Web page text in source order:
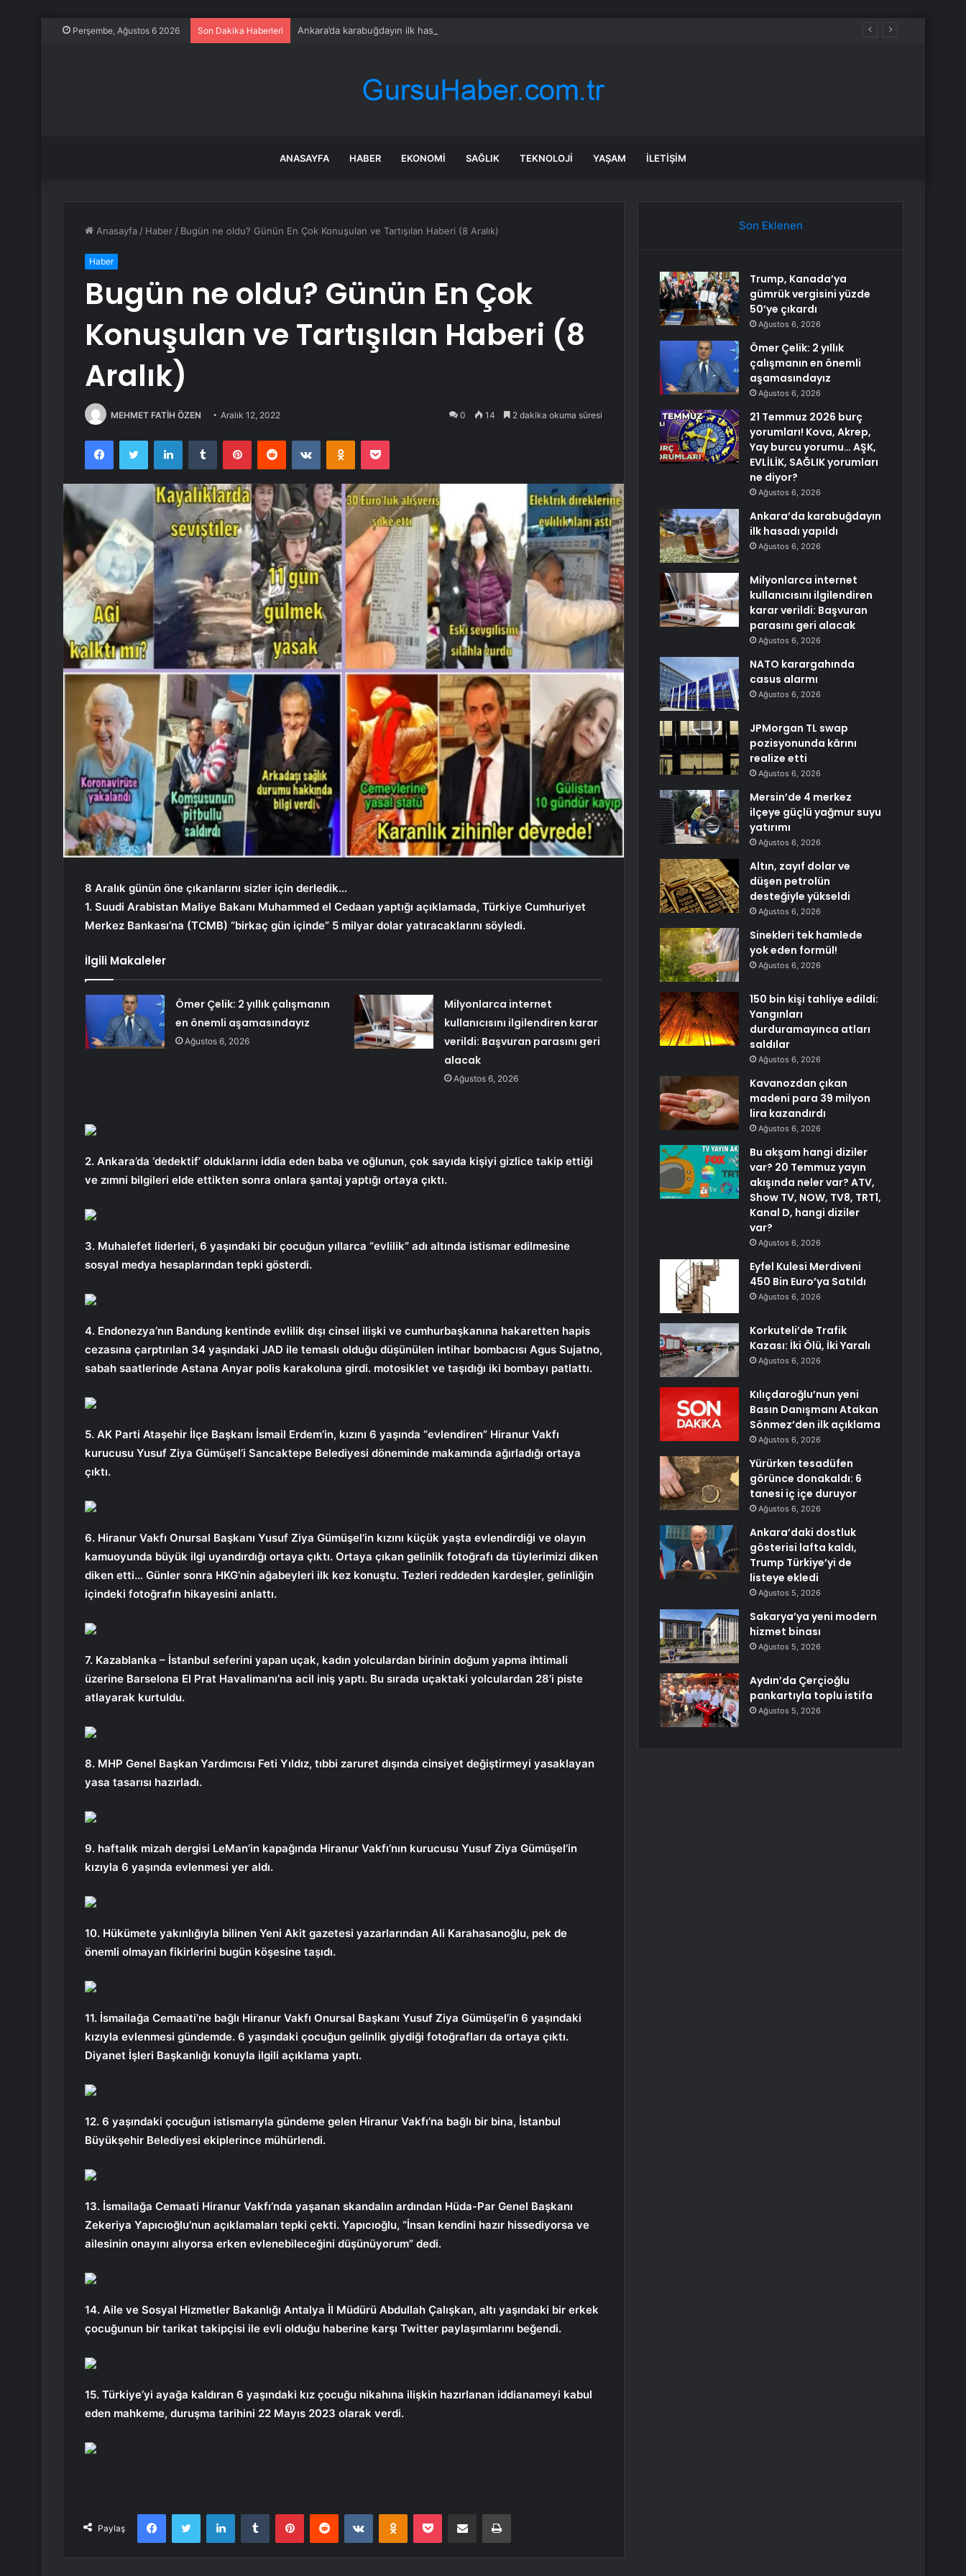
Perşembe, Ağustos 6 2026 Son Dakika Haberleri Ankara’da karabuğdayın ilk hasadı yapıldı
ANASAYFA HABER EKONOMI SAĞLIK TEKNOLOJI YAŞAM İLETIŞIM
Anasayfa / Haber / Bugün ne oldu? Günün En Çok Konuşulan ve Tartışılan Haberi (8 Aralık)
Haber
Bugün ne oldu? Günün En Çok
Konuşulan ve Tartışılan Haberi (8
Aralık)
MEHMET FATİH ÖZEN Aralık 12, 2022 0 14 2 dakika okuma süresi
FacebookTwitter LinkedInTumblr PinterestReddit VKontakteOdnoklassniki
Pocket
8 Aralık günün öne çıkanlarını sizler için derledik…
1. Suudi Arabistan Maliye Bakanı Muhammed el Cedaan yaptığı açıklamada, Türkiye Cumhuriyet
Merkez Bankası’na (TCMB) “birkaç gün içinde” 5 milyar dolar yatıracaklarını söyledi.
İlgili Makaleler
Ömer Çelik: 2 yıllık çalışmanın
en önemli aşamasındayız
Ağustos 6, 2026
Milyonlarca internet
kullanıcısını ilgilendiren karar
verildi: Başvuran parasını geri
alacak
Ağustos 6, 2026
2. Ankara’da ‘dedektif’ olduklarını iddia eden baba ve oğlunun, çok sayıda kişiyi gizlice takip ettiği
ve zımni bilgileri elde ettikten sonra onlara şantaj yaptığı ortaya çıktı.
3. Muhalefet liderleri, 6 yaşındaki bir çocuğun yıllarca “evlilik” adı altında istismar edilmesine
sosyal medya hesaplarından tepki gösterdi.
4. Endonezya’nın Bandung kentinde evlilik dışı cinsel ilişki ve cumhurbaşkanına hakaretten hapis
cezasına çarptırılan 34 yaşındaki JAD ile temaslı olduğu düşünülen intihar bombacısı Agus Sujatno,
sabah saatlerinde Astana Anyar polis karakoluna girdi. motosiklet ve taşıdığı iki bombayı patlattı.
5. AK Parti Ataşehir İlçe Başkanı İsmail Erdem’in, kızını 6 yaşında “evlendiren” Hiranur Vakfı
kurucusu Yusuf Ziya Gümüşel’i Sancaktepe Belediyesi döneminde makamında ağırladığı ortaya
çıktı.
6. Hiranur Vakfı Onursal Başkanı Yusuf Ziya Gümüşel’in kızını küçük yaşta evlendirdiği ve olayın
kamuoyunda büyük ilgi uyandırdığı ortaya çıktı. Ortaya çıkan gelinlik fotoğrafı da tüylerimizi diken
diken etti… Günler sonra HKG’nin ağabeyleri ilk kez konuştu. Tezleri reddeden kardeşler, gelinliğin
içindeki fotoğrafın hikayesini anlattı.
7. Kazablanka – İstanbul seferini yapan uçak, kadın yolculardan birinin doğum yapma ihtimali
üzerine Barselona El Prat Havalimanı’na acil iniş yaptı. Bu sırada uçaktaki yolculardan 28’i piste
atlayarak kurtuldu.
8. MHP Genel Başkan Yardımcısı Feti Yıldız, tıbbi zaruret dışında cinsiyet değiştirmeyi yasaklayan
yasa tasarısı hazırladı.
9. haftalık mizah dergisi LeMan’in kapağında Hiranur Vakfı’nın kurucusu Yusuf Ziya Gümüşel’in
kızıyla 6 yaşında evlenmesi yer aldı.
10. Hükümete yakınlığıyla bilinen Yeni Akit gazetesi yazarlarından Ali Karahasanoğlu, pek de
önemli olmayan fikirlerini bugün köşesine taşıdı.
11. İsmailağa Cemaati’ne bağlı Hiranur Vakfı Onursal Başkanı Yusuf Ziya Gümüşel’in 6 yaşındaki
kızıyla evlenmesi gündemde. 6 yaşındaki çocuğun gelinlik giydiği fotoğrafları da ortaya çıktı.
Diyanet İşleri Başkanlığı konuyla ilgili açıklama yaptı.
12. 6 yaşındaki çocuğun istismarıyla gündeme gelen Hiranur Vakfı’na bağlı bir bina, İstanbul
Büyükşehir Belediyesi ekiplerince mühürlendi.
13. İsmailağa Cemaati Hiranur Vakfı’nda yaşanan skandalın ardından Hüda-Par Genel Başkanı
Zekeriya Yapıcıoğlu’nun açıklamaları tepki çekti. Yapıcıoğlu, “İnsan kendini hazır hissediyorsa ve
ailesinin onayını alıyorsa erken evlenebileceğini düşünüyorum” dedi.
14. Aile ve Sosyal Hizmetler Bakanlığı Antalya İl Müdürü Abdullah Çalışkan, altı yaşındaki bir erkek
çocuğunun bir tarikat takipçisi ile evli olduğu haberine karşı Twitter paylaşımlarını beğendi.
15. Türkiye’yi ayağa kaldıran 6 yaşındaki kız çocuğu nikahına ilişkin hazırlanan iddianameyi kabul
eden mahkeme, duruşma tarihini 22 Mayıs 2023 olarak verdi.
Paylaş
FacebookTwitter LinkedInTumblr PinterestReddit VKontakteOdnoklassniki
Pocket E-Posta ile paylaş Yazdır
Son Eklenen
Trump, Kanada’ya
gümrük vergisini yüzde
50’ye çıkardı
Ağustos 6, 2026
Ömer Çelik: 2 yıllık
çalışmanın en önemli
aşamasındayız
Ağustos 6, 2026
21 Temmuz 2026 burç
yorumları! Kova, Akrep,
Yay burcu yorumu… AŞK,
EVLİLİK, SAĞLIK yorumları
ne diyor?
Ağustos 6, 2026
Ankara’da karabuğdayın
ilk hasadı yapıldı
Ağustos 6, 2026
Milyonlarca internet
kullanıcısını ilgilendiren
karar verildi: Başvuran
parasını geri alacak
Ağustos 6, 2026
NATO karargahında
casus alarmı
Ağustos 6, 2026
JPMorgan TL swap
pozisyonunda kârını
realize etti
Ağustos 6, 2026
Mersin’de 4 merkez
ilçeye güçlü yağmur suyu
yatırımı
Ağustos 6, 2026
Altın, zayıf dolar ve
düşen petrolün
desteğiyle yükseldi
Ağustos 6, 2026
Sinekleri tek hamlede
yok eden formül!
Ağustos 6, 2026
150 bin kişi tahliye edildi:
Yangınları
durduramayınca atları
saldılar
Ağustos 6, 2026
Kavanozdan çıkan
madeni para 39 milyon
lira kazandırdı
Ağustos 6, 2026
Bu akşam hangi diziler
var? 20 Temmuz yayın
akışında neler var? ATV,
Show TV, NOW, TV8, TRT1,
Kanal D, hangi diziler
var?
Ağustos 6, 2026
Eyfel Kulesi Merdiveni
450 Bin Euro’ya Satıldı
Ağustos 6, 2026
Korkuteli’de Trafik
Kazası: İki Ölü, İki Yaralı
Ağustos 6, 2026
Kılıçdaroğlu’nun yeni
Basın Danışmanı Atakan
Sönmez’den ilk açıklama
Ağustos 6, 2026
Yürürken tesadüfen
görünce donakaldı: 6
tanesi iç içe duruyor
Ağustos 6, 2026
Ankara’daki dostluk
gösterisi lafta kaldı,
Trump Türkiye’yi de
listeye ekledi
Ağustos 5, 2026
Sakarya’ya yeni modern
hizmet binası
Ağustos 5, 2026
Aydın’da Çerçioğlu
pankartıyla toplu istifa
Ağustos 5, 2026